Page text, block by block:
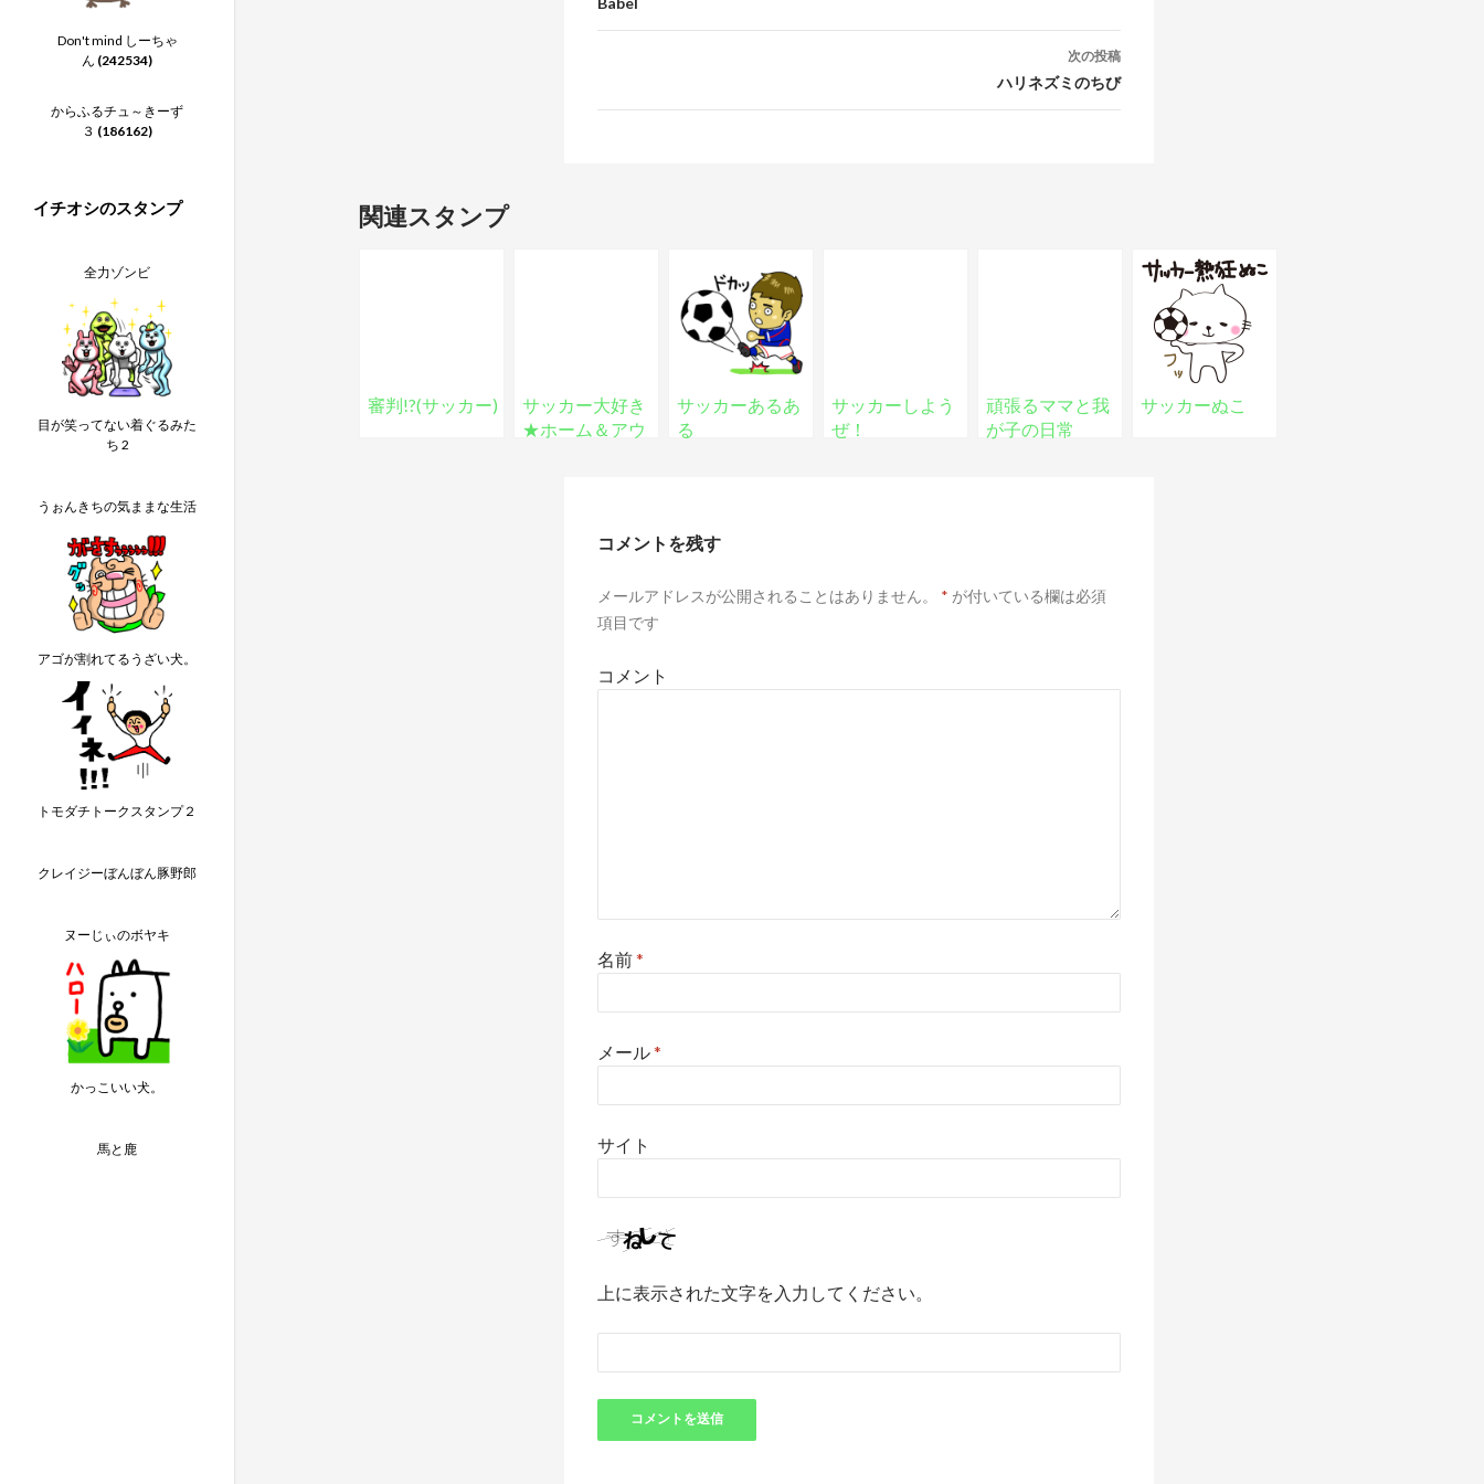
次の投稿
ハリネズミのちび
関連スタンプ
審判!?(サッカー)
サッカー大好き
★ホーム＆アウ
サッカーあるあ
る
サッカーしよう
ぜ！
頑張るママと我
が子の日常
サッカーぬこ
コメントを残す
メールアドレスが公開されることはありません。 * が付いている欄は必須
項目です
コメント
名前*
メール*
サイト
上に表示された文字を入力してください。
Don't mind しーちゃ
ん (242534)
からふるチュ～きーず
３ (186162)
イチオシのスタンプ
全力ゾンビ
目が笑ってない着ぐるみた
ち 2
うぉんきちの気ままな生活
アゴが割れてるうざい犬。
トモダチトークスタンプ２
クレイジーぼんぼん豚野郎
ヌーじぃのボヤキ
かっこいい犬。
馬と鹿